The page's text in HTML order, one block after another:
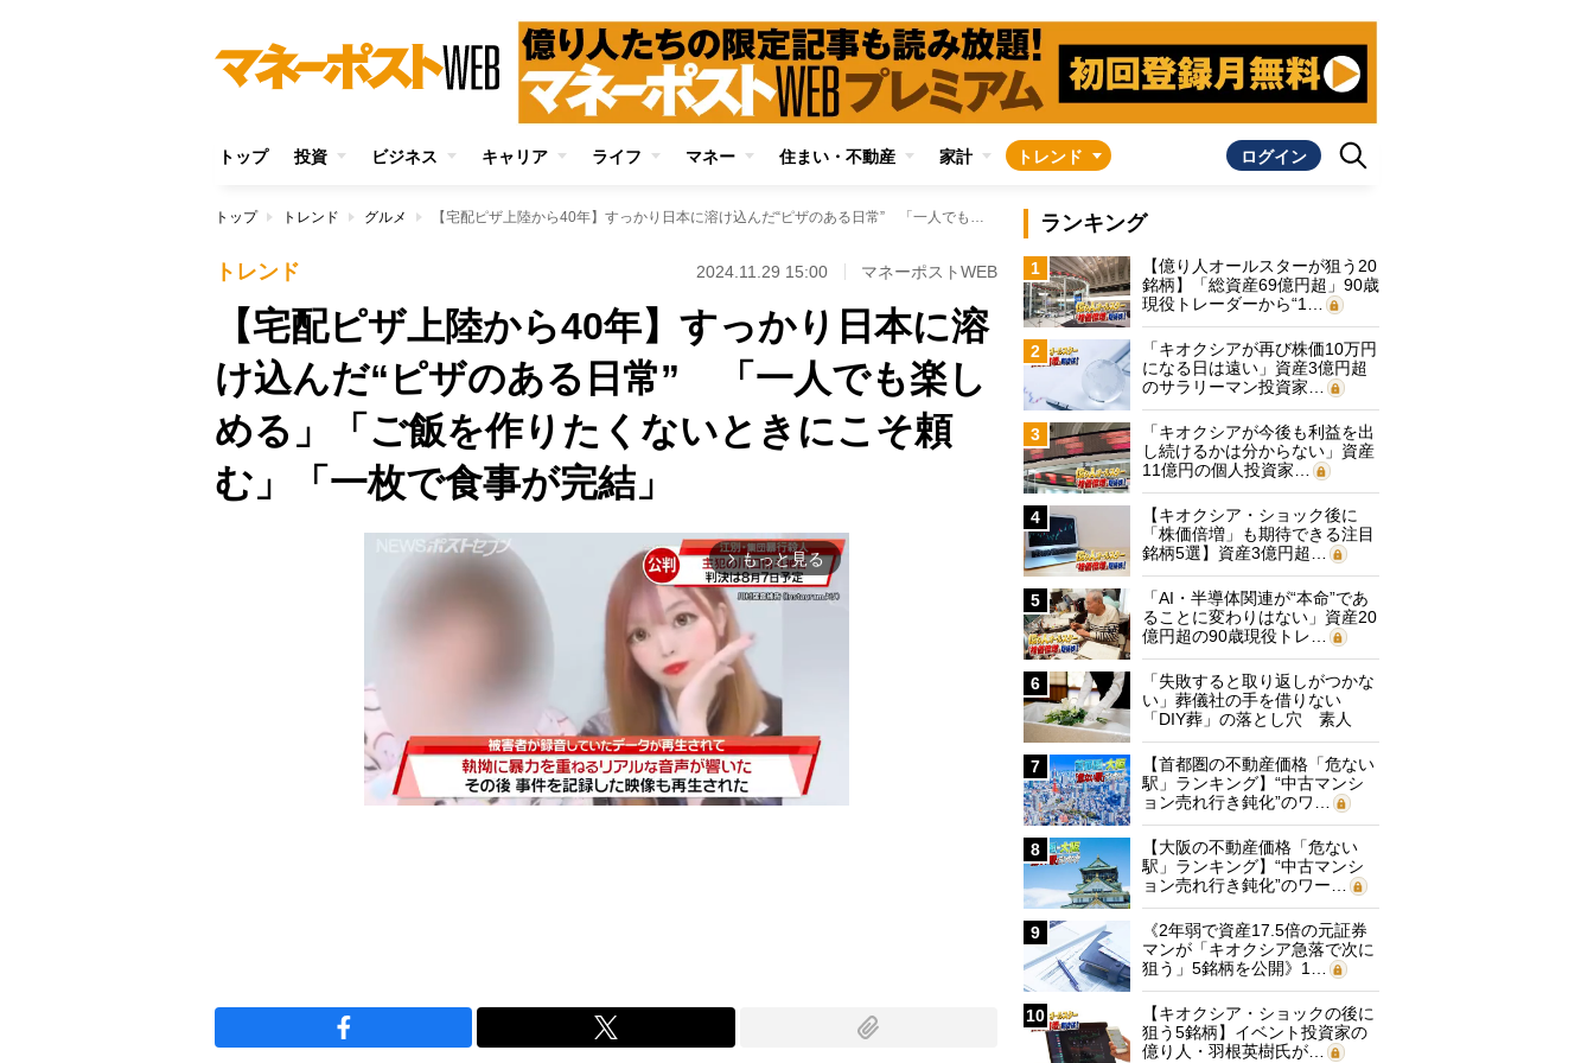
トップ 投資 ビジネス キャリア ライフ マネー 住まい・不動産 家計 トレンド ログイン
トップ トレンド グルメ 【宅配ピザ上陸から40年】すっかり日本に溶け込んだ“ピザのある日常” 「一人でも楽しめる」「ご飯を作りたくないときにこそ頼む」「一枚で食事が完結」
トレンド 2024.11.29 15:00 マネーポストWEB
【宅配ピザ上陸から40年】すっかり日本に溶
け込んだ“ピザのある日常” 「一人でも楽し
める」「ご飯を作りたくないときにこそ頼
む」「一枚で食事が完結」
arrow_forward_ios もっと見る
ランキング
1
【億り人オールスターが狙う20
銘柄】「総資産69億円超」90歳
現役トレーダーから“1…
2
「キオクシアが再び株価10万円
になる日は遠い」資産3億円超
のサラリーマン投資家…
3
「キオクシアが今後も利益を出
し続けるかは分からない」資産
11億円の個人投資家…
4
【キオクシア・ショック後に
「株価倍増」も期待できる注目
銘柄5選】資産3億円超…
5
「AI・半導体関連が“本命”であ
ることに変わりはない」資産20
億円超の90歳現役トレ…
6
「失敗すると取り返しがつかな
い」葬儀社の手を借りない
「DIY葬」の落とし穴 素人
に…
7
【首都圏の不動産価格「危ない
駅」ランキング】“中古マンシ
ョン売れ行き鈍化”のワ…
8
【大阪の不動産価格「危ない
駅」ランキング】“中古マンシ
ョン売れ行き鈍化”のワー…
9
《2年弱で資産17.5倍の元証券
マンが「キオクシア急落で次に
狙う」5銘柄を公開》1…
10
【キオクシア・ショックの後に
狙う5銘柄】イベント投資家の
億り人・羽根英樹氏が…